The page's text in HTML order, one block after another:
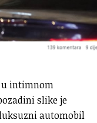
u intimnom
slike je
automobil